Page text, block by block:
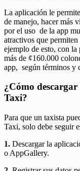
La aplicación le
de manejo, hacer más
por el uso de la app
atractivos que
ejemplo de esto, con
más de ¢160.000
app, según términos y
¿Cómo
Taxi?
Para que un taxista
Taxi, solo debe seguir
1. Descargar la
o AppGallery.